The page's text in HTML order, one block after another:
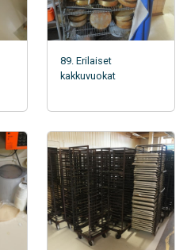
89. Erilaiset
kakkuvuokat